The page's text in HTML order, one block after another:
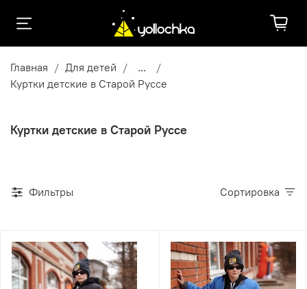
Главная Для детей
...
Куртки детские в Старой Руссе
Куртки детские в Старой Руссе
Фильтры Сортировка